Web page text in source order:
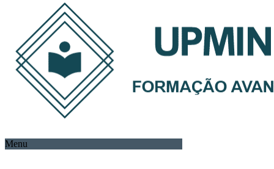
Menu